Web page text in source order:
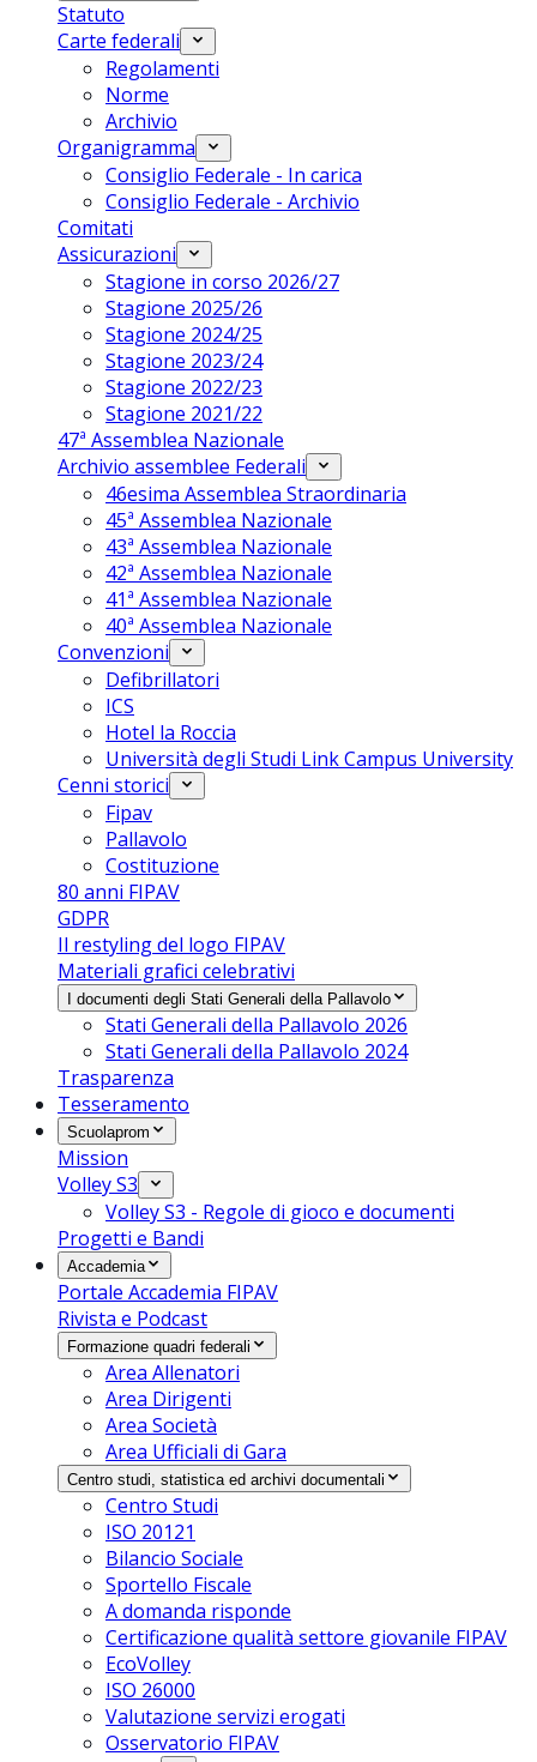
Statuto
Carte federali
Regolamenti
Norme
Archivio
Organigramma
Consiglio Federale - In carica
Consiglio Federale - Archivio
Comitati
Assicurazioni
Stagione in corso 2026/27
Stagione 2025/26
Stagione 2024/25
Stagione 2023/24
Stagione 2022/23
Stagione 2021/22
47ª Assemblea Nazionale
Archivio assemblee Federali
46esima Assemblea Straordinaria
45ª Assemblea Nazionale
43ª Assemblea Nazionale
42ª Assemblea Nazionale
41ª Assemblea Nazionale
40ª Assemblea Nazionale
Convenzioni
Defibrillatori
ICS
Hotel la Roccia
Università degli Studi Link Campus University
Cenni storici
Fipav
Pallavolo
Costituzione
80 anni FIPAV
GDPR
Il restyling del logo FIPAV
Materiali grafici celebrativi
I documenti degli Stati Generali della Pallavolo
Stati Generali della Pallavolo 2026
Stati Generali della Pallavolo 2024
Trasparenza
Tesseramento
Scuolaprom
Mission
Volley S3
Volley S3 - Regole di gioco e documenti
Progetti e Bandi
Accademia
Portale Accademia FIPAV
Rivista e Podcast
Formazione quadri federali
Area Allenatori
Area Dirigenti
Area Società
Area Ufficiali di Gara
Centro studi, statistica ed archivi documentali
Centro Studi
ISO 20121
Bilancio Sociale
Sportello Fiscale
A domanda risponde
Certificazione qualità settore giovanile FIPAV
EcoVolley
ISO 26000
Valutazione servizi erogati
Osservatorio FIPAV